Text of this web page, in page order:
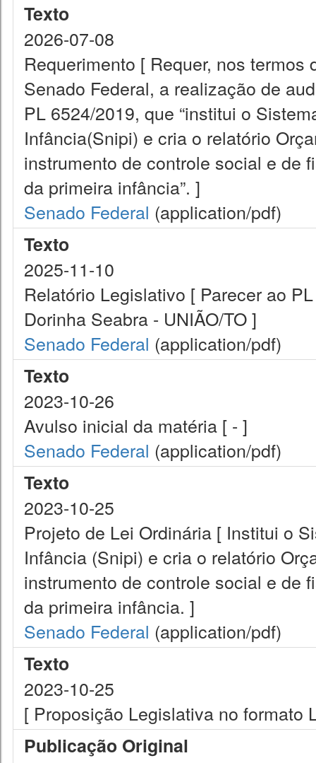
Texto
2026-07-08
Requerimento [ Requer, nos
Senado Federal, a realização de
PL 6524/2019, que “institui o
Infância(Snipi) e cria o relatório
instrumento de controle social e de
da primeira infância”. ]
Senado Federal (application/pdf)
Texto
2025-11-10
Relatório Legislativo [ Parecer ao
Dorinha Seabra - UNIÃO/TO ]
Senado Federal (application/pdf)
Texto
2023-10-26
Avulso inicial da matéria [ - ]
Senado Federal (application/pdf)
Texto
2023-10-25
Projeto de Lei Ordinária [ Institui o
Infância (Snipi) e cria o relatório
instrumento de controle social e de
da primeira infância. ]
Senado Federal (application/pdf)
Texto
2023-10-25
[ Proposição Legislativa no formato
Publicação Original